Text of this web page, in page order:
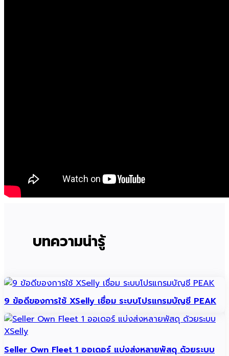
บทความน่ารู้
9 ข้อดีของการใช้ XSelly เชื่อม ระบบโปรแกรมบัญชี PEAK
Seller Own Fleet 1 ออเดอร์ แบ่งส่งหลายพัสดุ ด้วยระบบ